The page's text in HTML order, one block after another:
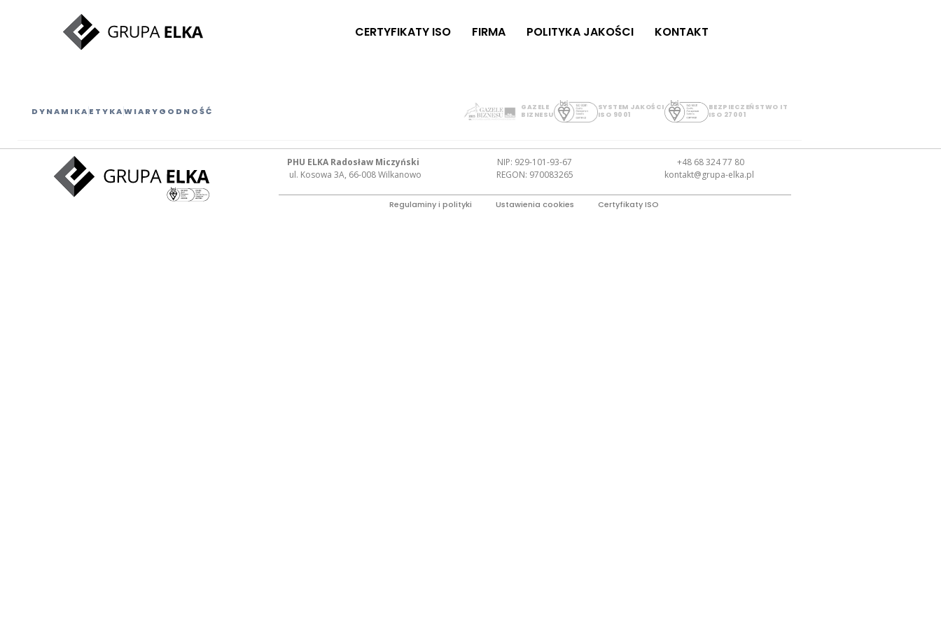
CERTYFIKATY ISO FIRMA POLITYKA JAKOŚCI KONTAKT
DYNAMIKA ETYKAWIARYGODNOŚĆ
GAZELE
BIZNESU
SYSTEM JAKOŚCI
ISO 9001
BEZPIECZEŃSTWO IT
ISO 27001
PHU ELKA Radosław Miczyński
ul. Kosowa 3A, 66-008 Wilkanowo
NIP: 929-101-93-67
REGON: 970083265
+48 68 324 77 80
kontakt@grupa-elka.pl
Regulaminy i polityki Ustawienia cookies Certyfikaty ISO